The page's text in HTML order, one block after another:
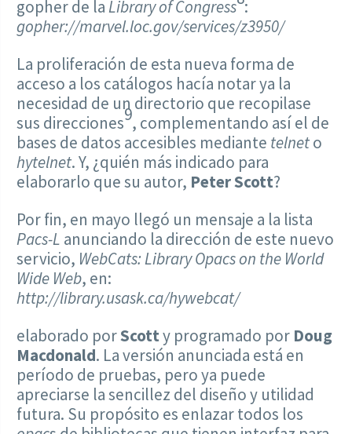
gopher de laLibrary of Congress :
gopher://marvel.loc.gov/services/z3950/
La proliferación de esta nueva forma de
acceso a los catálogos hacía notar ya la
necesidad de un directorio que recopilase
sus direcciones9, complementando así el de
bases de datos accesibles mediante telneto
hytelnet. Y, ¿quién más indicado para
elaborarlo que su autor, Peter Scott?
Por fin, en mayo llegó un mensaje a la lista
Pacs-L anunciando la dirección de este nuevo
servicio, WebCats: Library Opacs on the World
Wide Web, en:
http://library.usask.ca/hywebcat/
elaborado porScotty programado por Doug
Macdonald. La versión anunciada está en
período de pruebas, pero ya puede
apreciarse la sencillez del diseño y utilidad
futura. Su propósito es enlazar todos los